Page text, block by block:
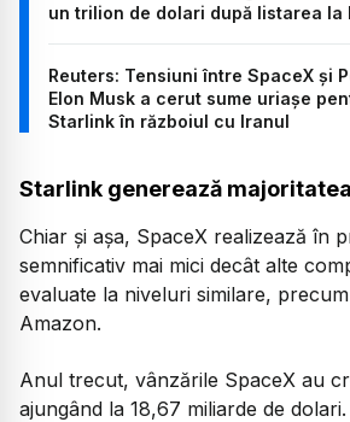
un trilion de dolari după listarea la
Reuters: Tensiuni între SpaceX și
Elon Musk a cerut sume uriașe
Starlink în războiul cu Iranul
Starlink generează
Chiar și așa, SpaceX realizează în
semnificativ mai mici decât alte
evaluate la niveluri similare,
Amazon.
Anul trecut, vânzările SpaceX au
ajungând la 18,67 miliarde de